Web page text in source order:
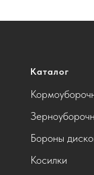
Каталог
Бороны
Косилки